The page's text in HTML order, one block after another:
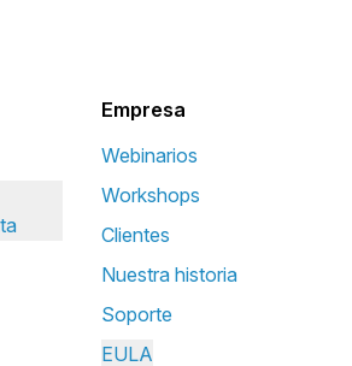
Empresa
Webinarios
Workshops
Clientes
Nuestra historia
Soporte
EULA